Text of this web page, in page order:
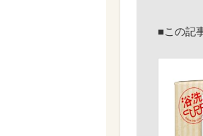
■この記